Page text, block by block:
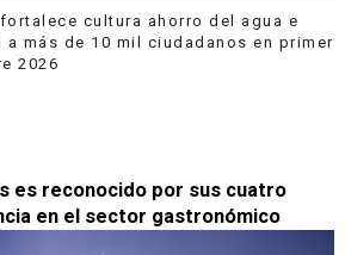
fortalece cultura ahorro del agua e
a más de 10 mil ciudadanos en primer
2026
es reconocido por sus cuatro
en el sector gastronómico